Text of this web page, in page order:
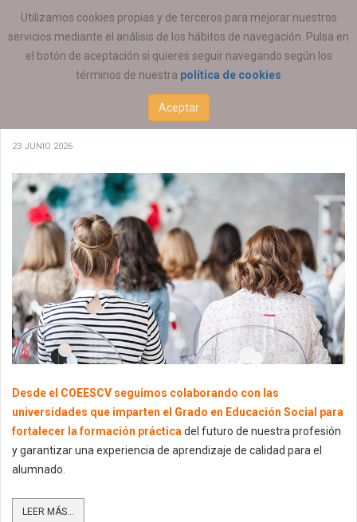
Utilizamos cookies propias y de terceros para mejorar nuestros
servicios mediante el análisis de los hábitos de navegación. Pulsa en
el botón de aceptación si quieres seguir navegando según los
términos de nuestra política de cookies
Aceptar
ESTÁ AQUÍ: ACTUALIDAD
Te invitamos a acoger alumnado en prácticas
de Educación Social
23 JUNIO 2026
Desde el COEESCV seguimos colaborando con las
universidades que imparten el Grado en Educación Social para
fortalecer la formación práctica del futuro de nuestra profesión
y garantizar una experiencia de aprendizaje de calidad para el
alumnado.
LEER MÁS...